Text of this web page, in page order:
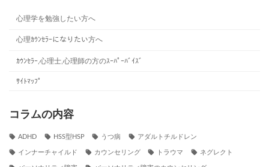
心理学を勉強したい方へ
心理ｶｳﾝｾﾗｰになりたい方へ
ｶｳﾝｾﾗｰ,心理士,心理師の方のｽｰﾊﾟｰﾊﾞｲｽﾞ
ｻｲﾄﾏｯﾌﾟ
コラムの内容
ADHD HSS型HSP うつ病 アダルトチルドレン
インナーチャイルド カウンセリング トラウマ ネグレクト